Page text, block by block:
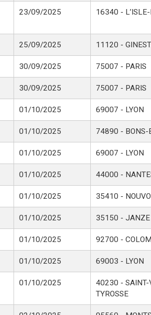
23/09/2025 16340 - L’ISLE-
25/09/2025 11120 -
30/09/2025 75007 - PARIS
30/09/2025 75007 - PARIS
01/10/2025 69007 - LYON
01/10/2025 74890 - BONS-
01/10/2025 69007 - LYON
01/10/2025 44000 -
01/10/2025 35410 -
01/10/2025 35150 - JANZE
01/10/2025 92700 -
01/10/2025 69003 - LYON
01/10/2025
40230 - SAINT-
TYROSSE